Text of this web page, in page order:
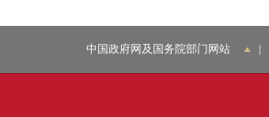
中国政府网及国务院部门网站